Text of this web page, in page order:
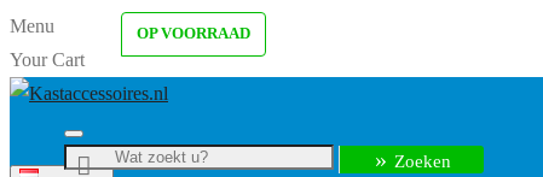
Menu
Your Cart
Zoeken
OP VOORRAAD